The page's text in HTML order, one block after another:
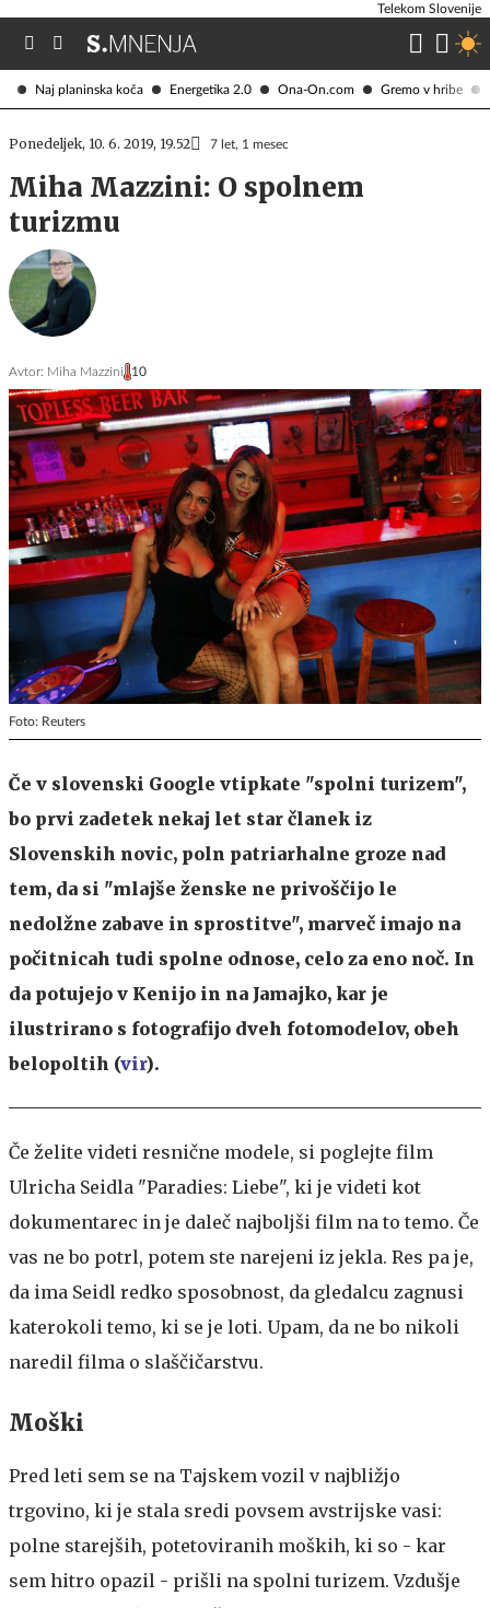
Naj planinska koča Energetika 2.0 Ona-On.com Gremo v hribe
Telekom Slovenije
Ponedeljek, 10. 6. 2019, 19.52 7 let, 1 mesec
Miha Mazzini: O spolnem
turizmu
Avtor: Miha Mazzini 10
Foto: Reuters
Če v slovenski Google vtipkate "spolni turizem",
bo prvi zadetek nekaj let star članek iz
Slovenskih novic, poln patriarhalne groze nad
tem, da si "mlajše ženske ne privoščijo le
nedolžne zabave in sprostitve", marveč imajo na
počitnicah tudi spolne odnose, celo za eno noč. In
da potujejo v Kenijo in na Jamajko, kar je
ilustrirano s fotografijo dveh fotomodelov, obeh
belopoltih (vir).
Če želite videti resnične modele, si poglejte film
Ulricha Seidla "Paradies: Liebe", ki je videti kot
dokumentarec in je daleč najboljši film na to temo. Če
vas ne bo potrl, potem ste narejeni iz jekla. Res pa je,
da ima Seidl redko sposobnost, da gledalcu zagnusi
katerokoli temo, ki se je loti. Upam, da ne bo nikoli
naredil filma o slaščičarstvu.
Moški
Pred leti sem se na Tajskem vozil v najbližjo
trgovino, ki je stala sredi povsem avstrijske vasi:
polne starejših, potetoviranih moških, ki so - kar
sem hitro opazil - prišli na spolni turizem. Vzdušje